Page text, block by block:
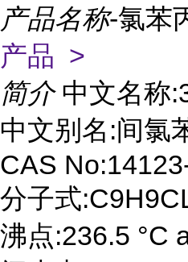
产品名称-氯苯
产品 >
简介 中文名称
中文别名:间氯
CAS
分子式
沸点:236.5 °C